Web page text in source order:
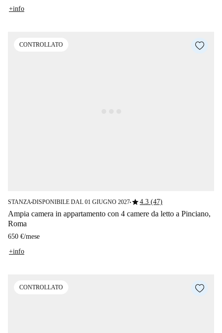
+info
CONTROLLATO
STANZA■DISPONIBILE DAL 01 GIUGNO 2027■star4.3 (47)
Ampia camera in appartamento con 4 camere da letto a Pinciano,
Roma
650 €/mese
+info
CONTROLLATO